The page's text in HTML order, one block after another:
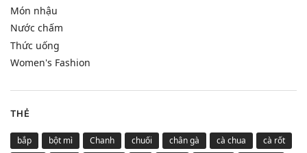
Món nhậu
Nước chấm
Thức uống
Women's Fashion
THẺ
bắp bột mì Chanh chuối chân gà cà chua
cà rốt